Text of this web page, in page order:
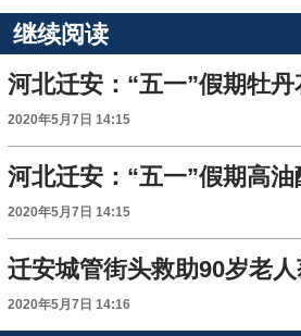
继续阅读
河北迁安：“五一”假期牡
2020年5月7日 14:15
河北迁安：“五一”假期高
2020年5月7日 14:15
迁安城管街头救助90岁老
2020年5月7日 14:16